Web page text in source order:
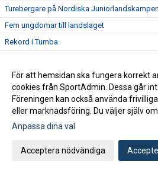
Turebergare på Nordiska Juniorlandskampen
Fem ungdomar till landslaget
Rekord i Tumba
U23-EM: Torsdag
JEM med Jesper och Emil
Svea och friidrottsskolan
Turebergs herrar sexa på lag-SM
Lag-SM på Sollentunavallen på lördag
Alva, Emil och Jesper till mästerskap
För att hemsidan ska fungera korrekt
cookies från SportAdmin. Dessa går
Föreningen kan också använda
eller marknadsföring. Du väljer själv
Anpassa dina val
Acceptera nödvändiga